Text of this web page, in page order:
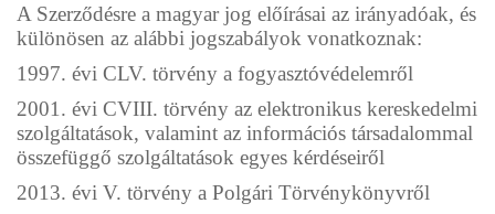
A Szerződésre a magyar jog előírásai az irányadóak, és
különösen az alábbi jogszabályok vonatkoznak:
1997. évi CLV. törvény a fogyasztóvédelemről
2001. évi CVIII. törvény az elektronikus kereskedelmi
szolgáltatások, valamint az információs társadalommal
összefüggő szolgáltatások egyes kérdéseiről
2013. évi V. törvény a Polgári Törvénykönyvről